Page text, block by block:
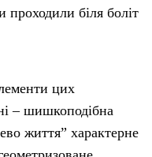
проходили біля боліт
цих
– шишкоподібна
життя” характерне